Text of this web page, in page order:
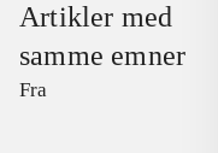
Artikler med
samme emner
Fra